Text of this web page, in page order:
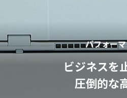
パフォー
ビジネスを
圧倒的な